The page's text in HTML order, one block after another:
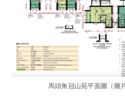
馬頭角冠山苑平面圖（圖